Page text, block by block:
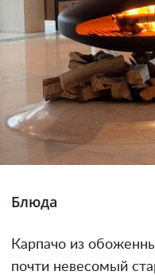
Блюда
Карпачо из
почти невесомый